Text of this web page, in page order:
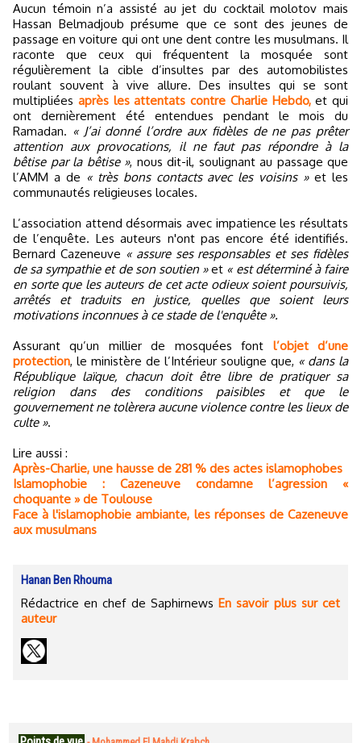
Aucun témoin n’a assisté au jet du cocktail molotov mais
Hassan Belmadjoub présume que ce sont des jeunes de
passage en voiture qui ont une dent contre les musulmans. Il
raconte que ceux qui fréquentent la mosquée sont
régulièrement la cible d’insultes par des automobilistes
roulant souvent à vive allure. Des insultes qui se sont
multipliées après les attentats contre Charlie Hebdo,et qui
ont dernièrement été entendues pendant le mois du
Ramadan. « J’ai donné l’ordre aux fidèles de ne pas prêter
attention aux provocations, il ne faut pas répondre à la
bêtise par la bêtise », nous dit-il, soulignant au passage que
l’AMM a de « très bons contacts avec les voisins »et les
communautés religieuses locales.
L’association attend désormais avec impatience les résultats
de l’enquête. Les auteurs n'ont pas encore été identifiés.
Bernard Cazeneuve « assure ses responsables et ses fidèles
de sa sympathie et de son soutien »et « est déterminé à faire
en sorte que les auteurs de cet acte odieux soient poursuivis,
arrêtés et traduits en justice, quelles que soient leurs
motivations inconnues à ce stade de l'enquête ».
Assurant qu’un millier de mosquées font l’objet d’une
protection, le ministère de l’Intérieur souligne que, « dans la
République laïque, chacun doit être libre de pratiquer sa
religion dans des conditions paisibles et que le
gouvernement ne tolèrera aucune violence contre les lieux de
culte ».
Lire aussi :
Après-Charlie, une hausse de 281 % des actes islamophobes
Islamophobie : Cazeneuve condamne l’agression «
choquante » de Toulouse
Face à l'islamophobie ambiante, les réponses de Cazeneuve
aux musulmans
Hanan Ben Rhouma
Rédactrice en chef de SaphirnewsEn savoir plus sur cet
auteur